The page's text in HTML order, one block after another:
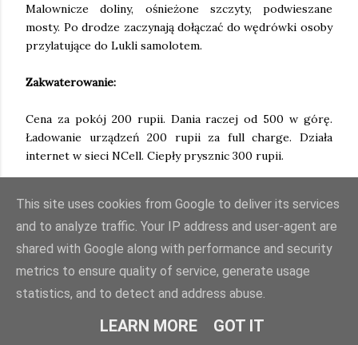
Malownicze doliny, ośnieżone szczyty, podwieszane
mosty. Po drodze zaczynają dołączać do wędrówki osoby
przylatujące do Lukli samolotem.
Zakwaterowanie:
Cena za pokój 200 rupii. Dania raczej od 500 w górę.
Ładowanie urządzeń 200 rupii za full charge. Działa
internet w sieci NCell. Ciepły prysznic 300 rupii.
This site uses cookies from Google to deliver its services
and to analyze traffic. Your IP address and user-agent are
shared with Google along with performance and security
metrics to ensure quality of service, generate usage
statistics, and to detect and address abuse.
LEARN MORE GOT IT